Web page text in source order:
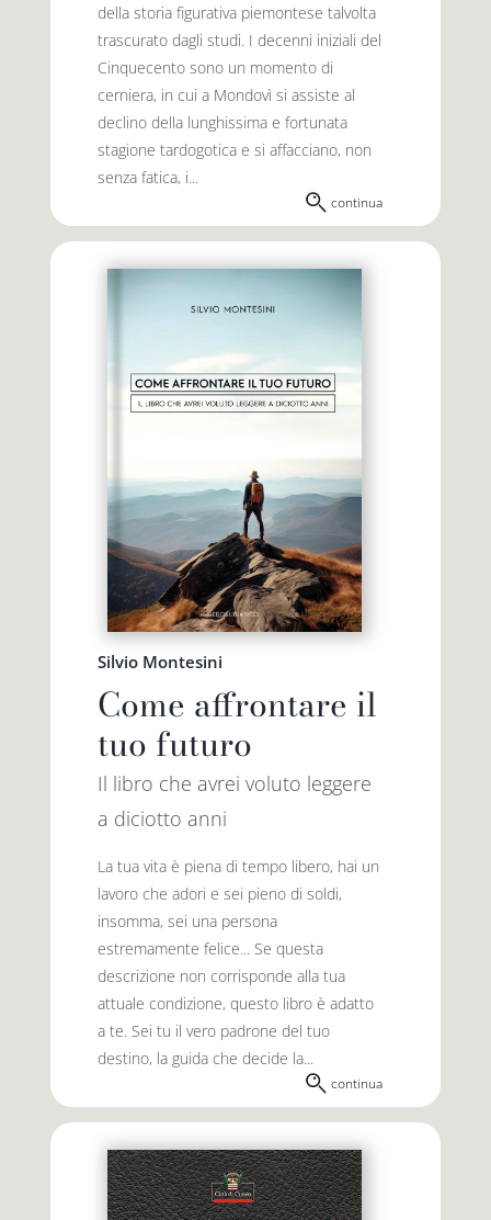
della storia figurativa piemontese talvolta
trascurato dagli studi. I decenni iniziali del
Cinquecento sono un momento di
cerniera, in cui a Mondovì si assiste al
declino della lunghissima e fortunata
stagione tardogotica e si affacciano, non
senza fatica, i...
continua
Silvio Montesini
Come affrontare il
tuo futuro
Il libro che avrei voluto leggere
a diciotto anni
La tua vita è piena di tempo libero, hai un
lavoro che adori e sei pieno di soldi,
insomma, sei una persona
estremamente felice... Se questa
descrizione non corrisponde alla tua
attuale condizione, questo libro è adatto
a te. Sei tu il vero padrone del tuo
destino, la guida che decide la...
continua